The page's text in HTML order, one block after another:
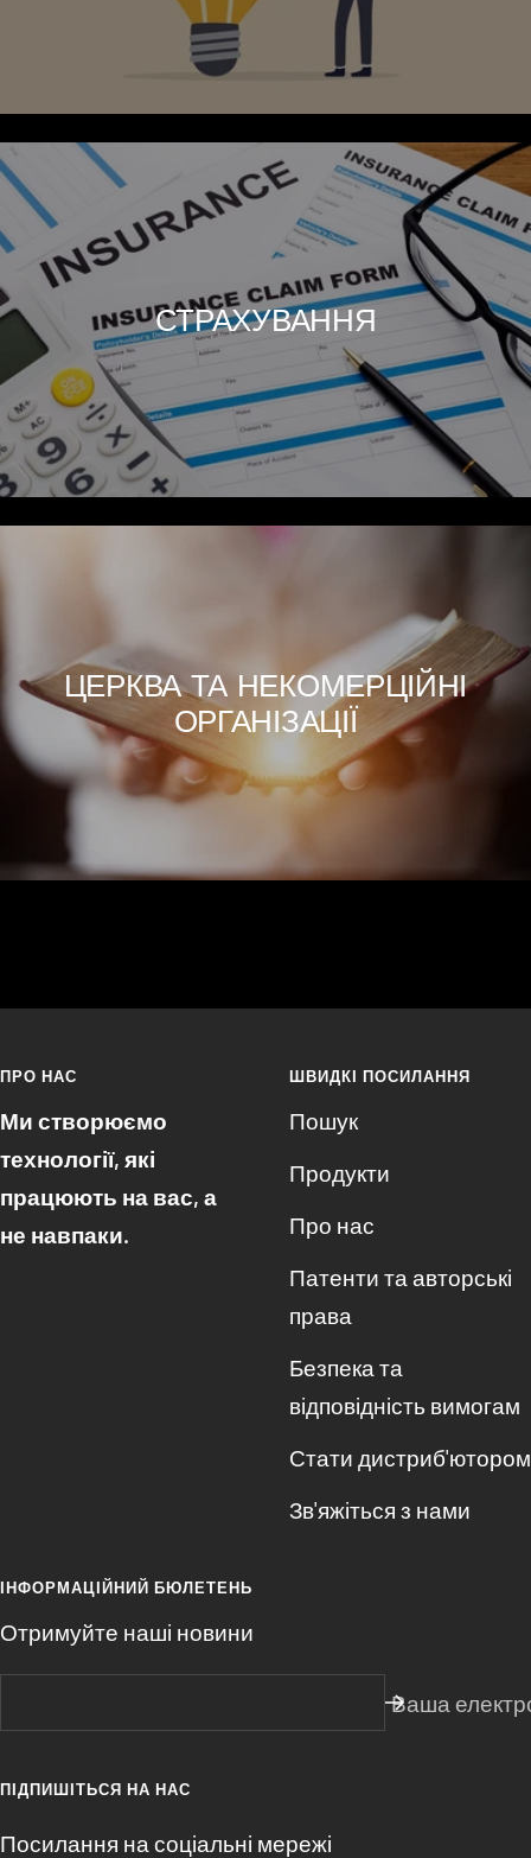
СТРАХУВАННЯ
ЦЕРКВА ТА НЕКОМЕРЦІЙНІ
ОРГАНІЗАЦІЇ
ПРО НАС
Ми створюємо
технології, які
працюють на вас, а
не навпаки.
ШВИДКІ ПОСИЛАННЯ
Пошук
Продукти
Про нас
Патенти та авторські
права
Безпека та
відповідність вимогам
Стати дистриб'ютором
Зв'яжіться з нами
ІНФОРМАЦІЙНИЙ БЮЛЕТЕНЬ
Отримуйте наші новини
Ваша
ПІДПИШІТЬСЯ НА НАС
Посилання на соціальні мережі